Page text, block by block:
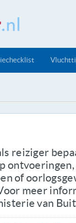
reiziger
of
meer
van